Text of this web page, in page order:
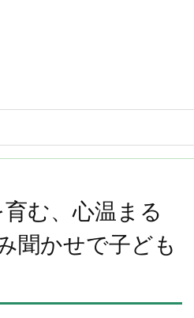
む、心温まる
聞かせで子ども